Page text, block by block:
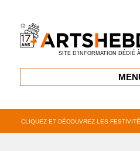
SITE D’INFORMATION DÉDIÉ
CLIQUEZ ET DÉCOUVREZ LES